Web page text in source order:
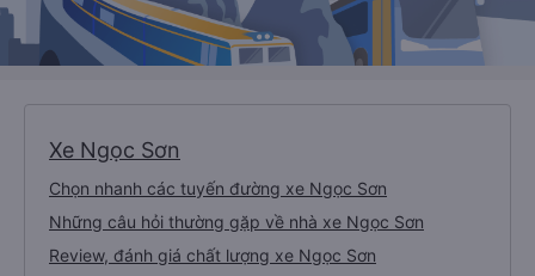
Xe Ngọc Sơn
Chọn nhanh các tuyến đường xe Ngọc Sơn
Những câu hỏi thường gặp về nhà xe Ngọc Sơn
Review, đánh giá chất lượng xe Ngọc Sơn